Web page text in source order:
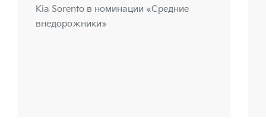
Kia Sorento в номинации «Средние
внедорожники»